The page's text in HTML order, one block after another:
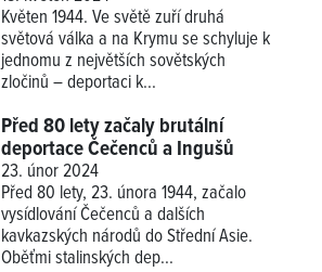
Květen 1944. Ve světě zuří druhá
světová válka a na Krymu se schyluje k
jednomu z největších sovětských
zločinů – deportaci k...
Před 80 lety začaly brutální
deportace Čečenců a Ingušů
23. únor 2024
Před 80 lety, 23. února 1944, začalo
vysídlování Čečenců a dalších
kavkazských národů do Střední Asie.
Oběťmi stalinských dep...